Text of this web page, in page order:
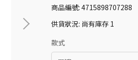
商品編號: 4715898707288
供貨狀況: 尚有庫存 1
款式